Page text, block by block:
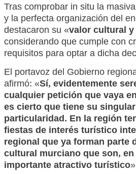
Tras comprobar in situ la
y la perfecta organización del
destacaron su «valor cultural
considerando que cumple con
requisitos para optar a dicha
El portavoz del Gobierno
afirmó: «Sí, evidentemente
cualquier petición que vaya
es cierto que tiene su
particularidad. En la región
fiestas de interés turístico
regional que ya forman parte
cultural murciano que son,
importante atractivo turístico